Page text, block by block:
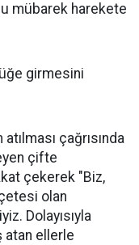
mübarek harekete
girmesini
çağrısında
çifte
çekerek "Biz,
olan
Dolayısıyla
atan ellerle